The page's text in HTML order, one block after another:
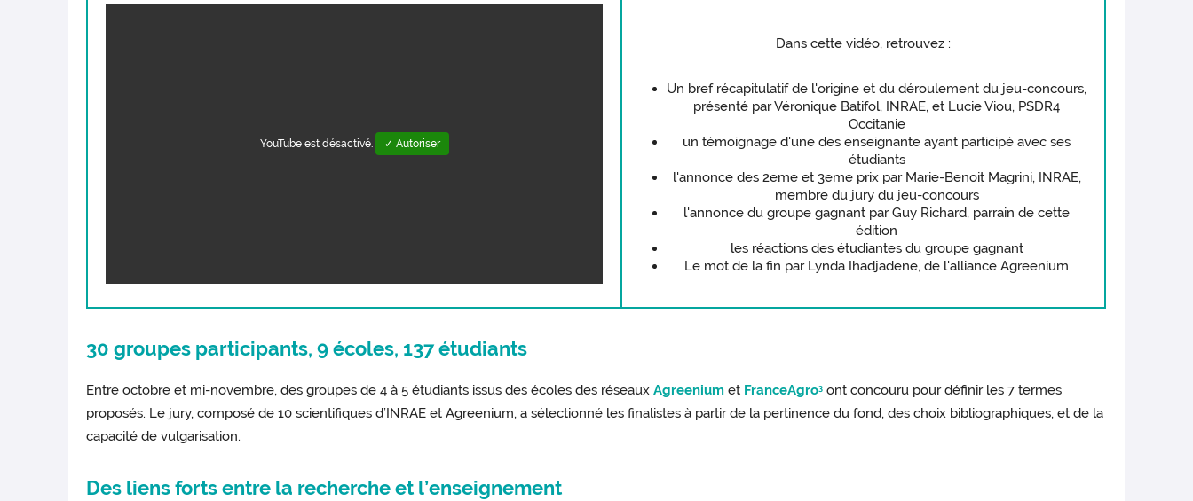
YouTube est désactivé. ✓ Autoriser
Dans cette vidéo, retrouvez :
Un bref récapitulatif de l'origine et du déroulement du jeu-concours,
présenté par Véronique Batifol, INRAE, et Lucie Viou, PSDR4
Occitanie
un témoignage d'une des enseignante ayant participé avec ses
étudiants
l'annonce des 2eme et 3eme prix par Marie-Benoit Magrini, INRAE,
membre du jury du jeu-concours
l'annonce du groupe gagnant par Guy Richard, parrain de cette
édition
les réactions des étudiantes du groupe gagnant
Le mot de la fin par Lynda Ihadjadene, de l'alliance Agreenium
30 groupes participants, 9 écoles, 137 étudiants
Entre octobre et mi-novembre, des groupes de 4 à 5 étudiants issus des écoles des réseauxAgreenium et FranceAgro3 ont concouru pour définir les 7 termes
proposés. Le jury, composé de 10 scientifiques d’INRAE et Agreenium, a sélectionné les finalistes à partir de la pertinence du fond, des choix bibliographiques, et de la
capacité de vulgarisation.
Des liens forts entre la recherche et l’enseignement